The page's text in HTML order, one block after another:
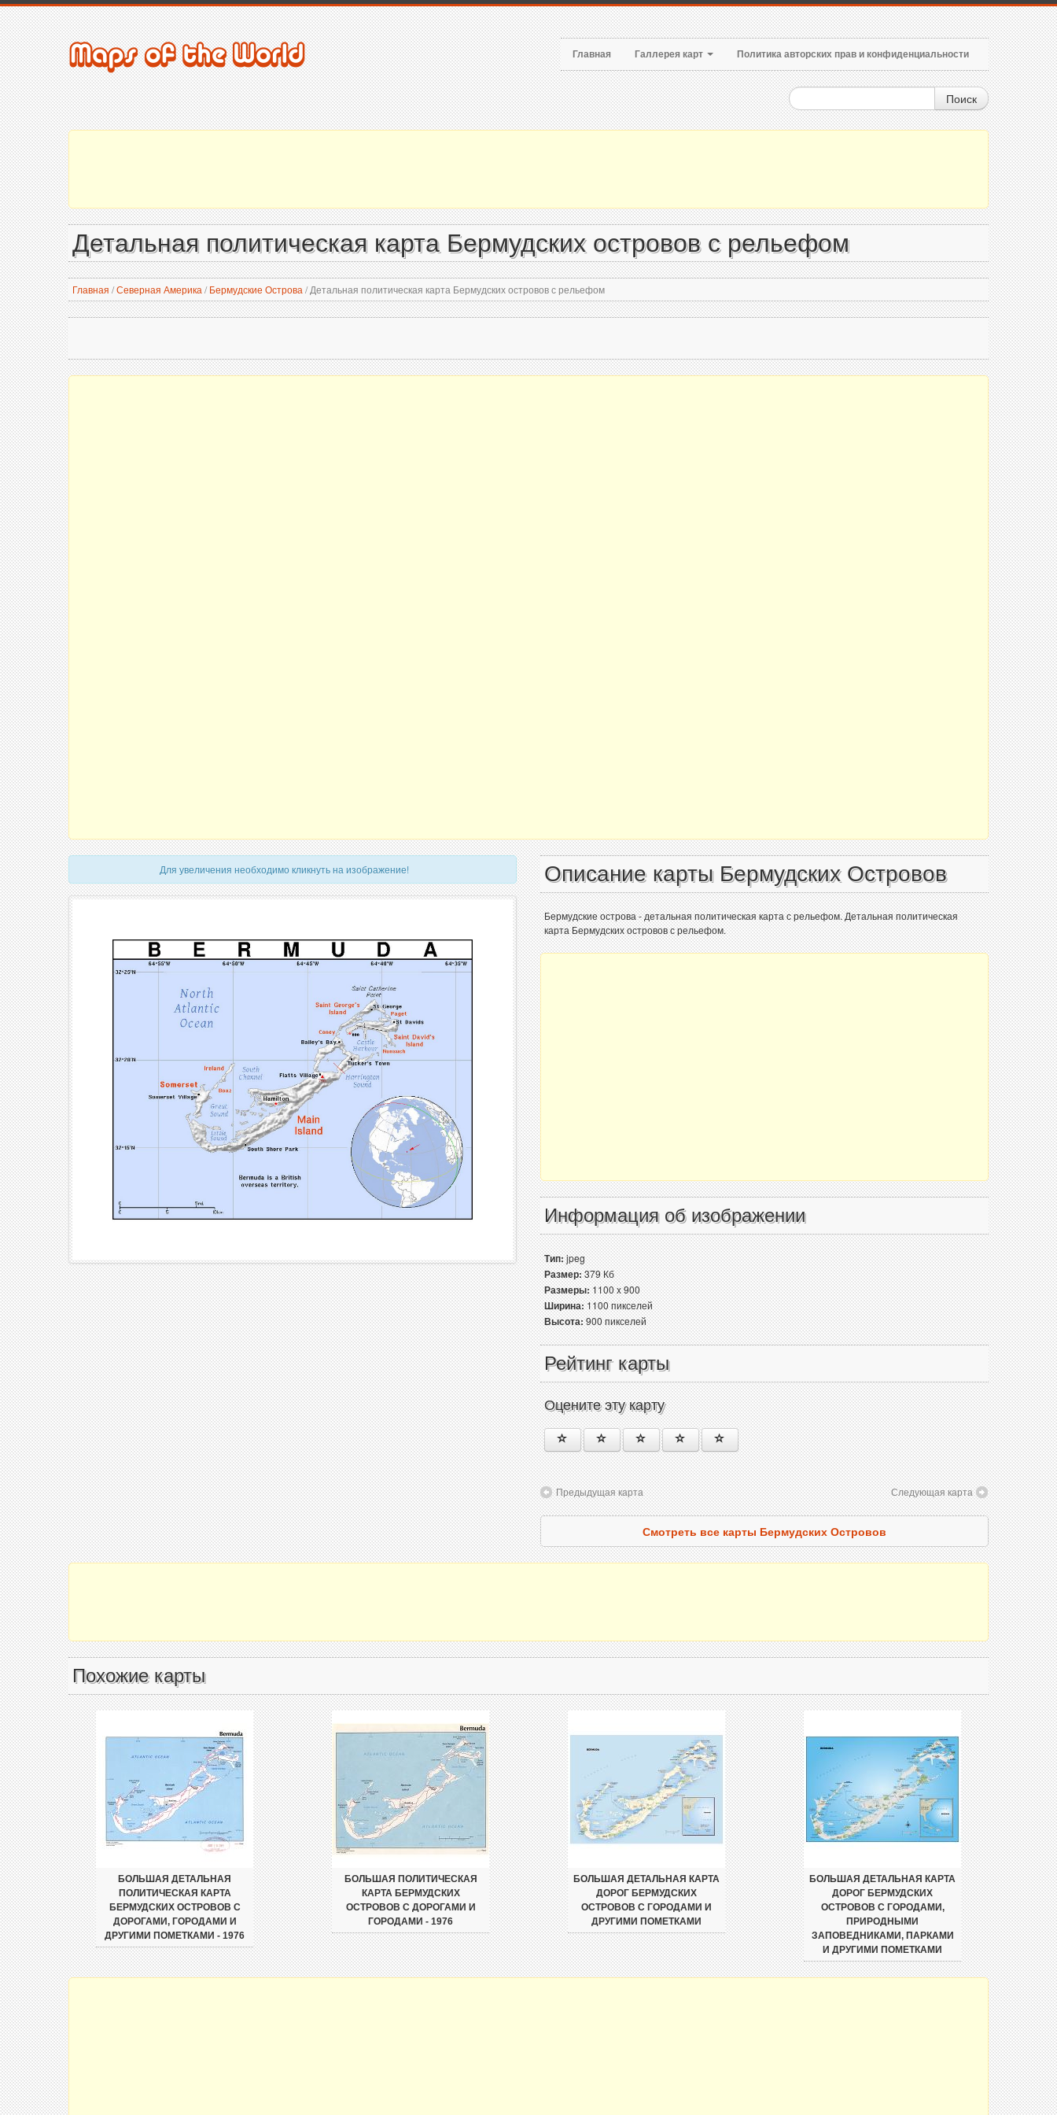
Главная Галлерея карт Политика авторских прав и конфиденциальности
Поиск
Детальная политическая карта Бермудских островов с рельефом
Главная /Северная Америка / Бермудские Острова /Детальная политическая карта Бермудских островов с рельефом
Для увеличения необходимо кликнуть на изображение! Описание карты Бермудских Островов
Бермудские острова - детальная политическая карта с рельефом. Детальная политическая
карта Бермудских островов с рельефом.
Информация об изображении
Тип:jpeg
Размер:379 Кб
Размеры:1100 x 900
Ширина:1100 пикселей
Высота:900 пикселей
Рейтинг карты
Оцените эту карту
Предыдущая карта Следующая карта
Смотреть все карты Бермудских Островов
Похожие карты
БОЛЬШАЯ ДЕТАЛЬНАЯ
ПОЛИТИЧЕСКАЯ КАРТА
БЕРМУДСКИХ ОСТРОВОВ С
ДОРОГАМИ, ГОРОДАМИ И
ДРУГИМИ ПОМЕТКАМИ - 1976
БОЛЬШАЯ ПОЛИТИЧЕСКАЯ
КАРТА БЕРМУДСКИХ
ОСТРОВОВ С ДОРОГАМИ И
ГОРОДАМИ - 1976
БОЛЬШАЯ ДЕТАЛЬНАЯ КАРТА
ДОРОГ БЕРМУДСКИХ
ОСТРОВОВ С ГОРОДАМИ И
ДРУГИМИ ПОМЕТКАМИ
БОЛЬШАЯ ДЕТАЛЬНАЯ КАРТА
ДОРОГ БЕРМУДСКИХ
ОСТРОВОВ С ГОРОДАМИ,
ПРИРОДНЫМИ
ЗАПОВЕДНИКАМИ, ПАРКАМИ
И ДРУГИМИ ПОМЕТКАМИ